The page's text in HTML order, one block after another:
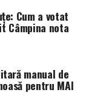
Cum a votat
Câmpina nota
manual de
pentru MAI